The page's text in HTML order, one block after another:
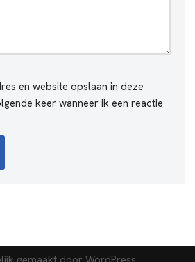
en website opslaan in deze
keer wanneer ik een reactie